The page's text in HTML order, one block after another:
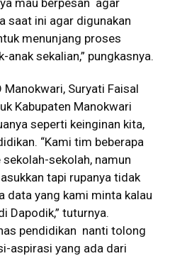
saat ini agar digunakan
menunjang proses
sekalian,” pungkasnya.
Manokwari, Suryati Faisal
Kabupaten Manokwari
seperti keinginan kita,
“Kami tim beberapa
sekolah, namun
tapi rupanya tidak
data yang kami minta kalau
Dapodik,” tuturnya.
pendidikan nanti tolong
aspirasi yang ada dari